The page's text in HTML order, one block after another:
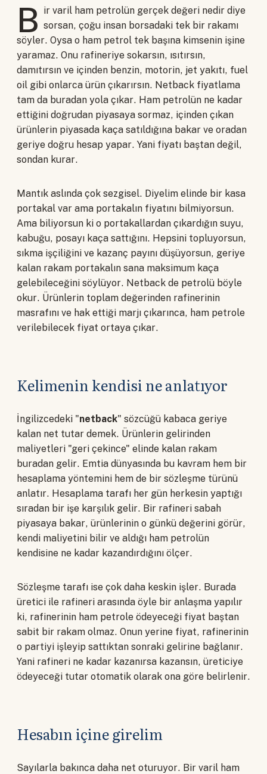
B ir varil ham petrolün gerçek değeri nedir diye
sorsan, çoğu insan borsadaki tek bir rakamı
söyler. Oysa o ham petrol tek başına kimsenin işine
yaramaz. Onu rafineriye sokarsın, ısıtırsın,
damıtırsın ve içinden benzin, motorin, jet yakıtı, fuel
oil gibi onlarca ürün çıkarırsın. Netback fiyatlama
tam da buradan yola çıkar. Ham petrolün ne kadar
ettiğini doğrudan piyasaya sormaz, içinden çıkan
ürünlerin piyasada kaça satıldığına bakar ve oradan
geriye doğru hesap yapar. Yani fiyatı baştan değil,
sondan kurar.
Mantık aslında çok sezgisel. Diyelim elinde bir kasa
portakal var ama portakalın fiyatını bilmiyorsun.
Ama biliyorsun ki o portakallardan çıkardığın suyu,
kabuğu, posayı kaça sattığını. Hepsini topluyorsun,
sıkma işçiliğini ve kazanç payını düşüyorsun, geriye
kalan rakam portakalın sana maksimum kaça
gelebileceğini söylüyor. Netback de petrolü böyle
okur. Ürünlerin toplam değerinden rafinerinin
masrafını ve hak ettiği marjı çıkarınca, ham petrole
verilebilecek fiyat ortaya çıkar.
Kelimenin kendisi ne anlatıyor
İngilizcedeki "netback" sözcüğü kabaca geriye
kalan net tutar demek. Ürünlerin gelirinden
maliyetleri "geri çekince" elinde kalan rakam
buradan gelir. Emtia dünyasında bu kavram hem bir
hesaplama yöntemini hem de bir sözleşme türünü
anlatır. Hesaplama tarafı her gün herkesin yaptığı
sıradan bir işe karşılık gelir. Bir rafineri sabah
piyasaya bakar, ürünlerinin o günkü değerini görür,
kendi maliyetini bilir ve aldığı ham petrolün
kendisine ne kadar kazandırdığını ölçer.
Sözleşme tarafı ise çok daha keskin işler. Burada
üretici ile rafineri arasında öyle bir anlaşma yapılır
ki, rafinerinin ham petrole ödeyeceği fiyat baştan
sabit bir rakam olmaz. Onun yerine fiyat, rafinerinin
o partiyi işleyip sattıktan sonraki gelirine bağlanır.
Yani rafineri ne kadar kazanırsa kazansın, üreticiye
ödeyeceği tutar otomatik olarak ona göre belirlenir.
Hesabın içine girelim
Sayılarla bakınca daha net oturuyor. Bir varil ham